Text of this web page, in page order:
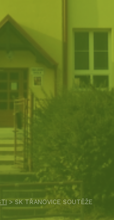
>SK TŘANOVICE SOUTĚŽE